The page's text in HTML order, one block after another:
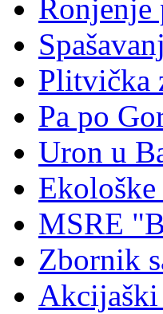
Ronjenje
Plitvička
Pa po
Uron u
MSRE
Zbornik
Akcijaški